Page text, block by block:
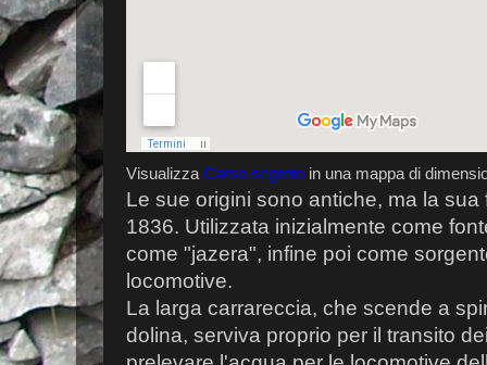
Visualizza Carso segreto in una mappa di
Le sue origini sono antiche, ma la sua
1836. Utilizzata inizialmente come
come "jazera", infine poi come
locomotive.
La larga carrareccia, che scende a
dolina, serviva proprio per il transito